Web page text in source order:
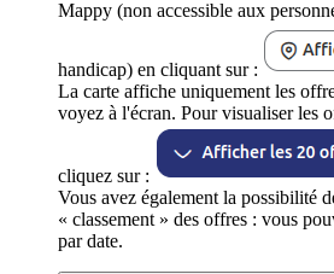
Mappy (non accessible aux
handicap) en cliquant sur :
La carte affiche uniquement les
voyez à l'écran. Pour visualiser les
cliquez sur :
Vous avez également la possibilité
« classement » des offres : vous
par date.